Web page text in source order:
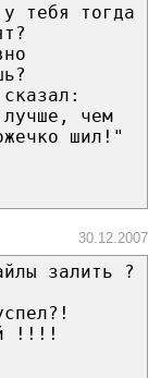
тебя тогда
чем
шил!"
30.12.2007
залить ?
!!!!